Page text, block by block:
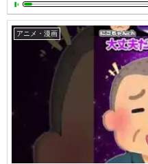
アニメ・漫画